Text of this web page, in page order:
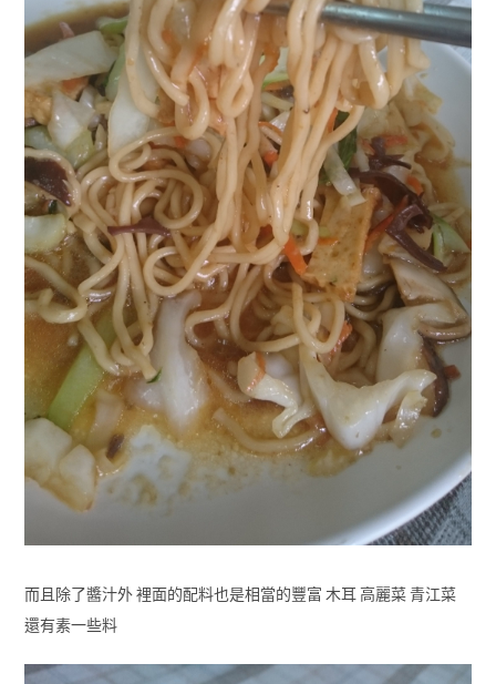
而且除了醬汁外 裡面的配料也是相當的豐富 木耳 高麗菜 青江菜
還有素一些料